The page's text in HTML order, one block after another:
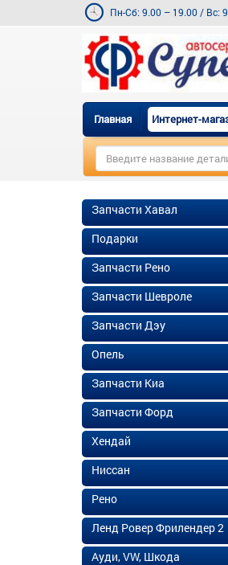
Пн-Сб: 9.00 – 19.00 / Вс:
Главная Интернет-
Запчасти Хавал
Подарки
Запчасти Рено
Запчасти Шевроле
Запчасти Дэу
Опель
Запчасти Киа
Запчасти Форд
Хендай
Ниссан
Рено
Ленд Ровер Фрилендер 2
Ауди, VW, Шкода